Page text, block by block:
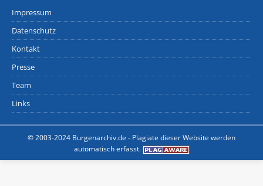
Impressum
Datenschutz
Kontakt
Presse
Team
Links
© 2003-2024 Burgenarchiv.de - Plagiate dieser Website werden
automatisch erfasst.